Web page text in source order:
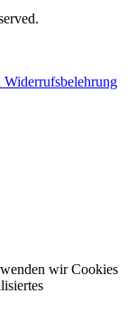
Widerrufsbelehrung
wir Cookies